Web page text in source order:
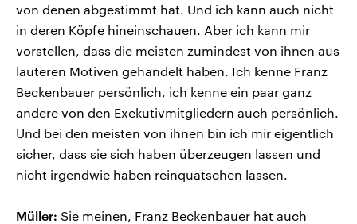
von denen abgestimmt hat. Und ich kann auch nicht
in deren Köpfe hineinschauen. Aber ich kann mir
vorstellen, dass die meisten zumindest von ihnen aus
lauteren Motiven gehandelt haben. Ich kenne Franz
Beckenbauer persönlich, ich kenne ein paar ganz
andere von den Exekutivmitgliedern auch persönlich.
Und bei den meisten von ihnen bin ich mir eigentlich
sicher, dass sie sich haben überzeugen lassen und
nicht irgendwie haben reinquatschen lassen.
Müller: Sie meinen, Franz Beckenbauer hat auch